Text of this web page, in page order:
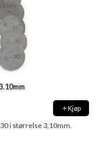
Kjøp
i størrelse 3,10mm.